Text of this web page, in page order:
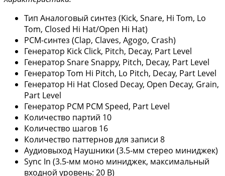
Тип Аналоговый синтез (Kick, Snare, Hi Tom, Lo
Tom, Closed Hi Hat/Open Hi Hat)
PCM-синтез (Clap, Claves, Agogo, Crash)
Генератор Kick Click, Pitch, Decay, Part Level
Генератор Snare Snappy, Pitch, Decay, Part Level
Генератор Tom Hi Pitch, Lo Pitch, Decay, Part Level
Генератор Hi Hat Closed Decay, Open Decay, Grain,
Part Level
Генератор PCM PCM Speed, Part Level
Количество партий 10
Количество шагов 16
Количество паттернов для записи 8
Аудиовыход Наушники (3.5-мм стерео миниджек)
Sync In (3.5-мм моно миниджек, максимальный
входной уровень: 20 В)